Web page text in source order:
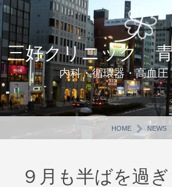
三好クリニック
内科・循環器・高血圧
HOME NEWS
９月も半ばを過ぎ